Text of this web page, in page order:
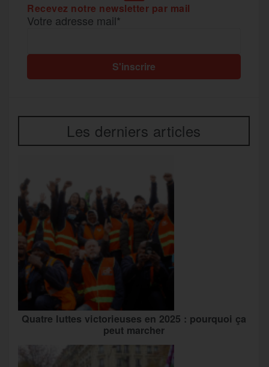
Recevez notre newsletter par mail
Votre adresse mail*
Les derniers articles
Quatre luttes victorieuses en 2025 : pourquoi ça
peut marcher